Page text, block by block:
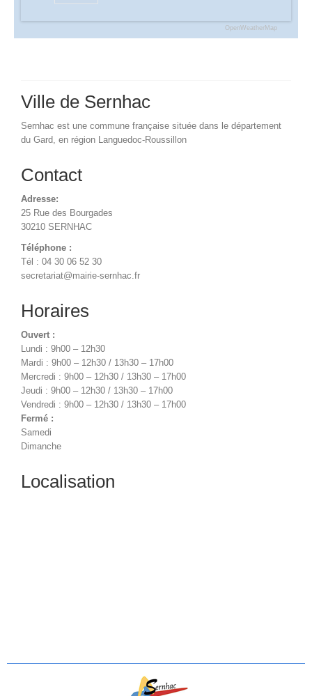
OpenWeatherMap
Ville de Sernhac
Sernhac est une commune française située dans le département
du Gard, en région Languedoc-Roussillon
Contact
Adresse:
25 Rue des Bourgades
30210 SERNHAC
Téléphone :
Tél : 04 30 06 52 30
secretariat@mairie-sernhac.fr
Horaires
Ouvert :
Lundi : 9h00 – 12h30
Mardi : 9h00 – 12h30 / 13h30 – 17h00
Mercredi : 9h00 – 12h30 / 13h30 – 17h00
Jeudi : 9h00 – 12h30 / 13h30 – 17h00
Vendredi : 9h00 – 12h30 / 13h30 – 17h00
Fermé :
Samedi
Dimanche
Localisation